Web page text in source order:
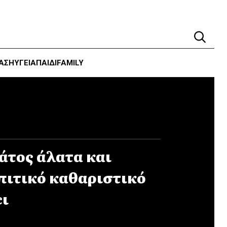
ΥΓΕΊΑΠΑΙΔΙFAMILY
άλατα και
καθαριστικό